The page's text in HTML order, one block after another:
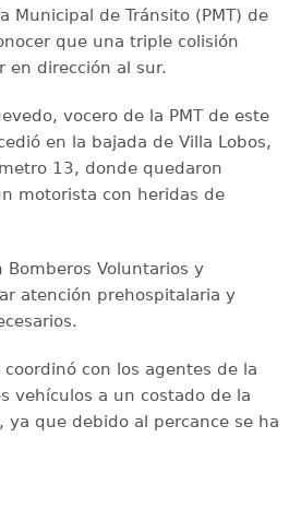
Municipal de Tránsito (PMT) de
que una triple colisión
en dirección al sur.
vocero de la PMT de este
en la bajada de Villa Lobos,
13, donde quedaron
motorista con heridas de
Voluntarios y
atención prehospitalaria y
con los agentes de la
vehículos a un costado de la
ya que debido al percance se ha